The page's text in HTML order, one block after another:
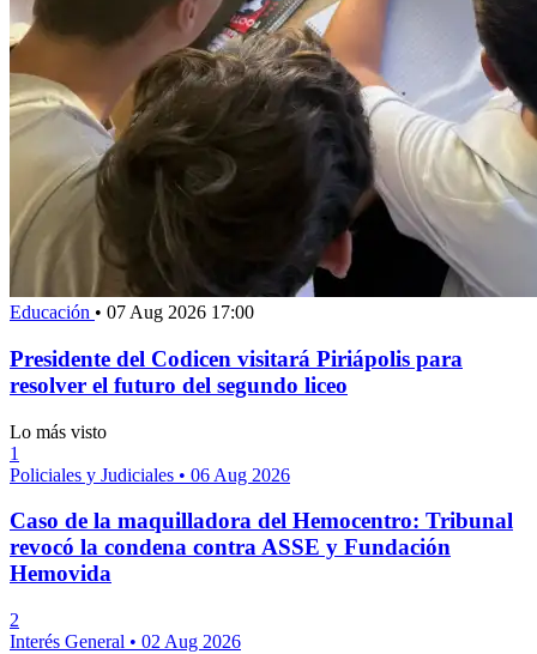
Educación • 07 Aug 2026 17:00
Presidente del Codicen visitará Piriápolis para
resolver el futuro del segundo liceo
Lo más visto
1
Policiales y Judiciales • 06 Aug 2026
Caso de la maquilladora del Hemocentro: Tribunal
revocó la condena contra ASSE y Fundación
Hemovida
2
Interés General • 02 Aug 2026